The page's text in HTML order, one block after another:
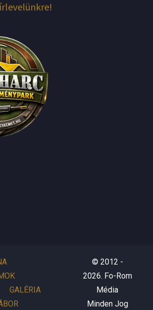
GALÉRIA
© 2012 -
2026. Fo-Rom
Média
Minden Jog